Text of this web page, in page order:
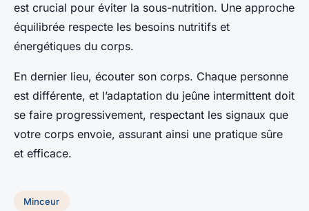
est crucial pour éviter la sous-nutrition. Une approche
équilibrée respecte les besoins nutritifs et
énergétiques du corps.
En dernier lieu, écouter son corps. Chaque personne
est différente, et l’adaptation du jeûne intermittent doit
se faire progressivement, respectant les signaux que
votre corps envoie, assurant ainsi une pratique sûre
et efficace.
Minceur